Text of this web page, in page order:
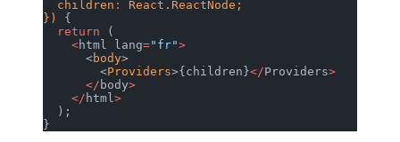
  children
:
React.ReactNode;
}) {
  return
(
    <
html lang="fr">
      <
body>
        <
Providers>{children}</Providers>
      </
body>
    </
html >
  );
}